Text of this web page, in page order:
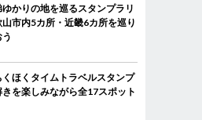
かりの地を巡るスタンプラリ
市内5カ所・近畿6カ所を巡り
ほくタイムトラベルスタンプ
を楽しみながら全17スポット